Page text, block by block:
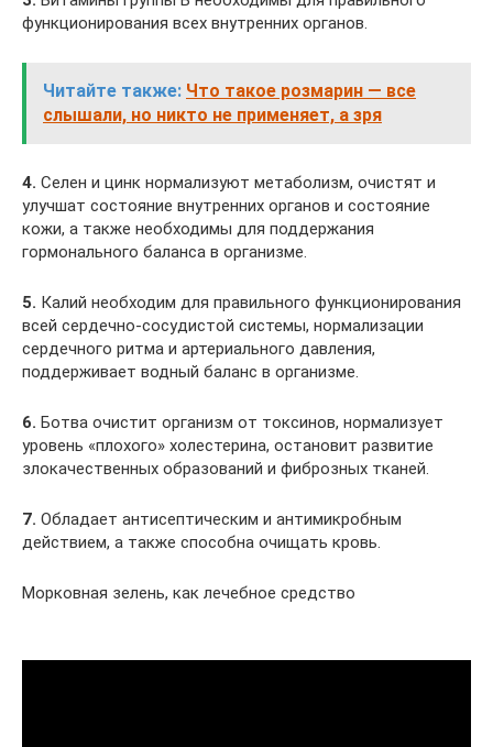
функционирования всех внутренних органов.
Читайте также: Что такое розмарин — все
слышали, но никто не применяет, а зря
4. Селен и цинк нормализуют метаболизм, очистят и
улучшат состояние внутренних органов и состояние
кожи, а также необходимы для поддержания
гормонального баланса в организме.
5. Калий необходим для правильного функционирования
всей сердечно-сосудистой системы, нормализации
сердечного ритма и артериального давления,
поддерживает водный баланс в организме.
6. Ботва очистит организм от токсинов, нормализует
уровень «плохого» холестерина, остановит развитие
злокачественных образований и фиброзных тканей.
7. Обладает антисептическим и антимикробным
действием, а также способна очищать кровь.
Морковная зелень, как лечебное средство